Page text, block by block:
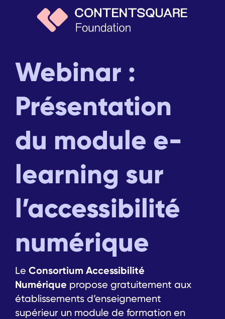
Webinar :
Présentation
du module e-
learning sur
l’accessibilité
numérique
Le Consortium Accessibilité
Numérique propose gratuitement aux
établissements d’enseignement
supérieur un module de formation en